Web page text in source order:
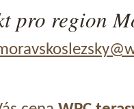
pro region